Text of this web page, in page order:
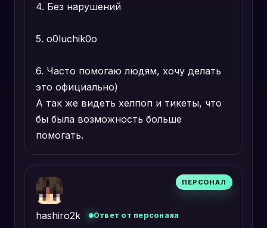
4. Без нарушений
5. o0luchik0o
6. Часто помогаю людям, хочу делать
это официально)
А так же видеть хелпоп и тикеты, что
бы была возможность больше
помогать.
hashiro2k Ответ от персонала